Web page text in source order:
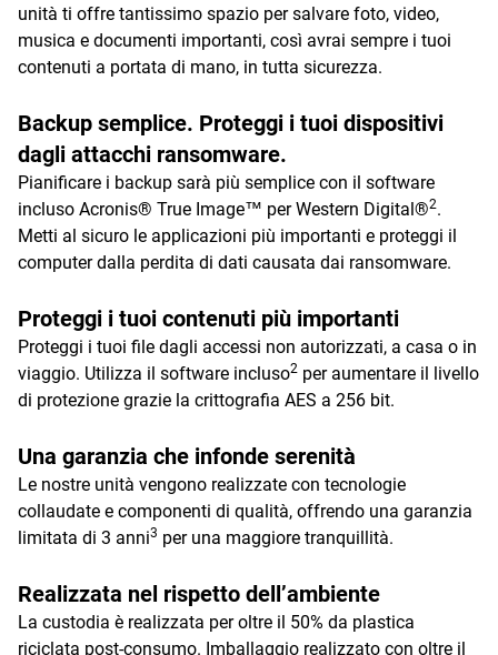
unità ti offre tantissimo spazio per salvare foto, video,
musica e documenti importanti, così avrai sempre i tuoi
contenuti a portata di mano, in tutta sicurezza.
Backup semplice. Proteggi i tuoi dispositivi
dagli attacchi ransomware.
Pianificare i backup sarà più semplice con il software
incluso Acronis® True Image™ per Western Digital®2.
Metti al sicuro le applicazioni più importanti e proteggi il
computer dalla perdita di dati causata dai ransomware.
Proteggi i tuoi contenuti più importanti
Proteggi i tuoi file dagli accessi non autorizzati, a casa o in
viaggio. Utilizza il software incluso2 per aumentare il livello
di protezione grazie la crittografia AES a 256 bit.
Una garanzia che infonde serenità
Le nostre unità vengono realizzate con tecnologie
collaudate e componenti di qualità, offrendo una garanzia
limitata di 3 anni3 per una maggiore tranquillità.
Realizzata nel rispetto dell’ambiente
La custodia è realizzata per oltre il 50% da plastica
riciclata post-consumo. Imballaggio realizzato con oltre il